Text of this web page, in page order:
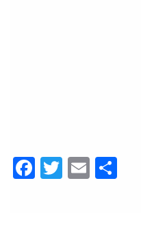
Facebook
Twitter
Email